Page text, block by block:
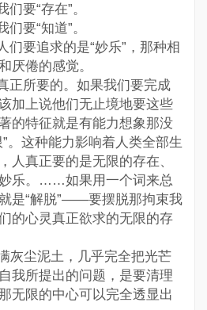
“存在”。
“知道”。
求的是“妙乐”，那种相
厌倦的感觉。
要的。如果我们要完成
加上说他们无止境地要这些
的特征就是有能力想象那没
。这种能力影响着人类全部生
真正要的是无限的存在、
乐。……如果用一个词来总
是“解脱”——要摆脱那拘束我
的心灵真正欲求的无限的存
尘泥土，几乎完全把光芒
我所提出的问题，是要清理
无限的中心可以完全透显出